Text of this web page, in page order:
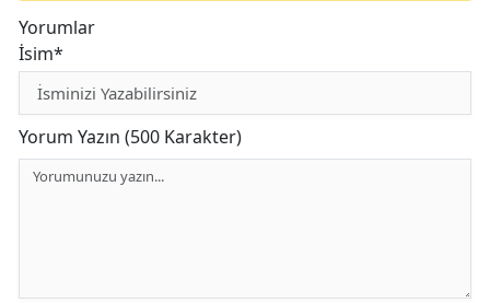
Yorumlar
İsim*
Yorum Yazın (500 Karakter)